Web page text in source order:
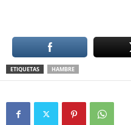
ETIQUETAS HAMBRE